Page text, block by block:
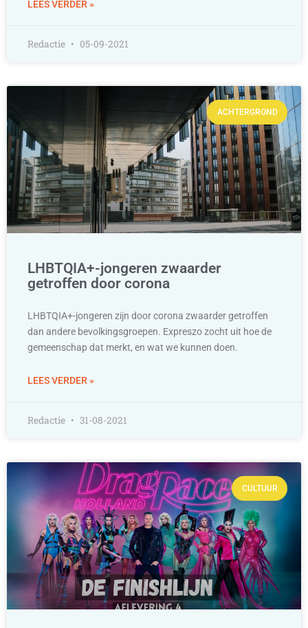
LEES VERDER »
Redactie 05-09-2021
ACHTERGROND
LHBTQIA+-jongeren zwaarder
getroffen door corona
LHBTQIA+-jongeren zijn door corona zwaarder getroffen
dan andere bevolkingsgroepen. Expreszo zocht uit hoe de
gemeenschap dat merkt, en wat we kunnen doen.
LEES VERDER »
Redactie 31-08-2021
CULTUUR